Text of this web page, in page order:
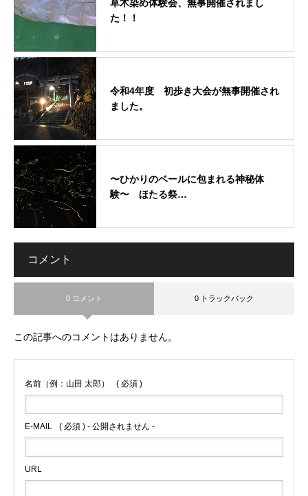
草木染め体験会、無事開催されまし
た！！
令和4年度 初歩き大会が無事開催され
ました。
〜ひかりのベールに包まれる神秘体
験〜 ほたる祭…
コメント
0 コメント 0 トラックバック
この記事へのコメントはありません。
名前（例：山田 太郎） ( 必須 )
E-MAIL ( 必須 ) - 公開されません -
URL